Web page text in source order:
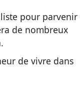
pour parvenir
de nombreux
de vivre dans